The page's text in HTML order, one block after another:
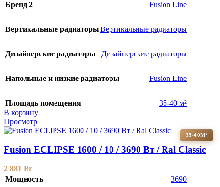
Бренд 2 Fusion Line
Вертикальные радиаторыВертикальные радиаторы
Дизайнерские радиаторы Дизайнерские радиаторы
Напольные и низкие радиаторы Fusion Line
Площадь помещения
35-40 м²
В корзину
Просмотр
35-40М²
Fusion ECLIPSE 1600 / 10 / 3690 Вт / Ral Classic
2 881 Br
Мощность
3690